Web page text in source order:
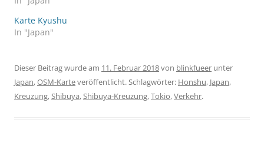
Karte Kyushu
In "Japan"
Dieser Beitrag wurde am 11. Februar 2018von blinkfueer unter
Japan,OSM-Karteveröffentlicht. Schlagwörter: Honshu, Japan,
Kreuzung,Shibuya,Shibuya-Kreuzung,Tokio,Verkehr.